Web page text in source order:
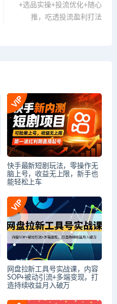
+选品实操+投流优化+随心
推，吃透投流盈利打法
快手最新短剧玩法，零操作无
脑上号，收益无上限，新手也
能轻松上车
网盘拉新工具号实战课，内容
SOP+被动引流+多端变现，打
造持续收益月入破万